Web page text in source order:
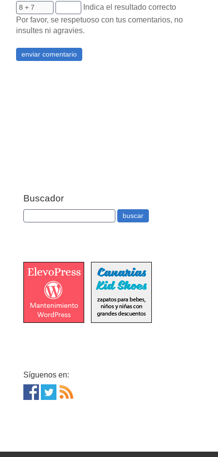
Indica el resultado correcto
Por favor, se respetuoso con tus comentarios, no
insultes ni agravies.
Buscador
Síguenos en: